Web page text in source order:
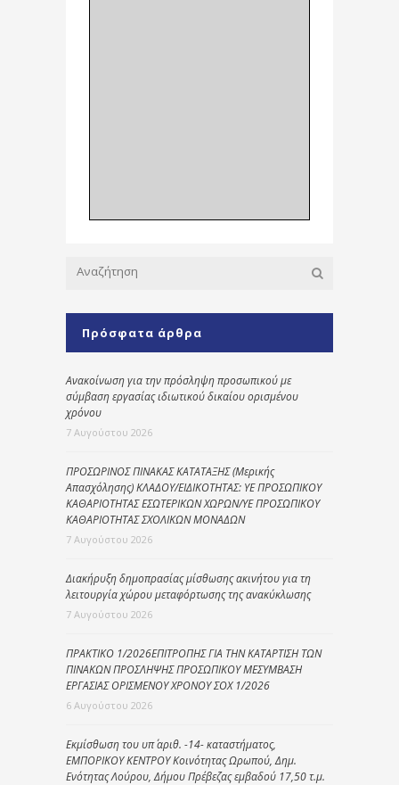
Πρόσφατα άρθρα
Ανακοίνωση για την πρόσληψη προσωπικού με
σύμβαση εργασίας ιδιωτικού δικαίου ορισμένου
χρόνου
7 Αυγούστου 2026
ΠΡΟΣΩΡΙΝΟΣ ΠΙΝΑΚΑΣ ΚΑΤΑΤΑΞΗΣ (Μερικής
Απασχόλησης) ΚΛΑΔΟΥ/ΕΙΔΙΚΟΤΗΤΑΣ: ΥΕ ΠΡΟΣΩΠΙΚΟΥ
ΚΑΘΑΡΙΟΤΗΤΑΣ ΕΣΩΤΕΡΙΚΩΝ ΧΩΡΩΝ/ΥΕ ΠΡΟΣΩΠΙΚΟΥ
ΚΑΘΑΡΙΟΤΗΤΑΣ ΣΧΟΛΙΚΩΝ ΜΟΝΑΔΩΝ
7 Αυγούστου 2026
Διακήρυξη δημοπρασίας μίσθωσης ακινήτου για τη
λειτουργία χώρου μεταφόρτωσης της ανακύκλωσης
7 Αυγούστου 2026
ΠΡΑΚΤΙΚΟ 1/2026ΕΠΙΤΡΟΠΗΣ ΓΙΑ ΤΗΝ ΚΑΤΑΡΤΙΣΗ ΤΩΝ
ΠΙΝΑΚΩΝ ΠΡΟΣΛΗΨΗΣ ΠΡΟΣΩΠΙΚΟΥ ΜΕΣΥΜΒΑΣΗ
ΕΡΓΑΣΙΑΣ ΟΡΙΣΜΕΝΟΥ ΧΡΟΝΟΥ ΣΟΧ 1/2026
6 Αυγούστου 2026
Εκμίσθωση του υπ΄ αριθ. -14- καταστήματος,
ΕΜΠΟΡΙΚΟΥ ΚΕΝΤΡΟΥ Κοινότητας Ωρωπού, Δημ.
Ενότητας Λούρου, Δήμου Πρέβεζας εμβαδού 17,50 τ.μ.